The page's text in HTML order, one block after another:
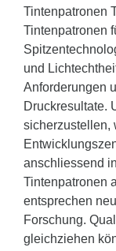
Tintenpatronen
Tintenpatronen
und
Anforderungen
Druckresultate.
sicherzustellen,
anschliessend
Tintenpatronen
entsprechen
Forschung.
gleichziehen